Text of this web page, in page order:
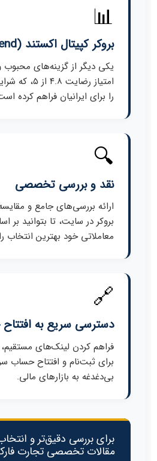
📊
بروکر کپیتال اکستند (Capitalxtend)
یکی دیگر از گزینه‌های محبوب و
امتیاز رضایت
را برای ایرانیان فراهم کرده
🔍
نقد و بررسی تخصصی
ارائه بررسی‌های جامع و
بروکر در سایت، تا بتوانید بر
معاملاتی خود بهترین انتخاب
🔗
دسترسی سریع به
فراهم کردن لینک‌های
برای ثبت‌نام و افتتاح حساب
بی‌دغدغه به بازارهای مالی.
برای بررسی دقیق‌تر و
مقالات تخصصی تجارت